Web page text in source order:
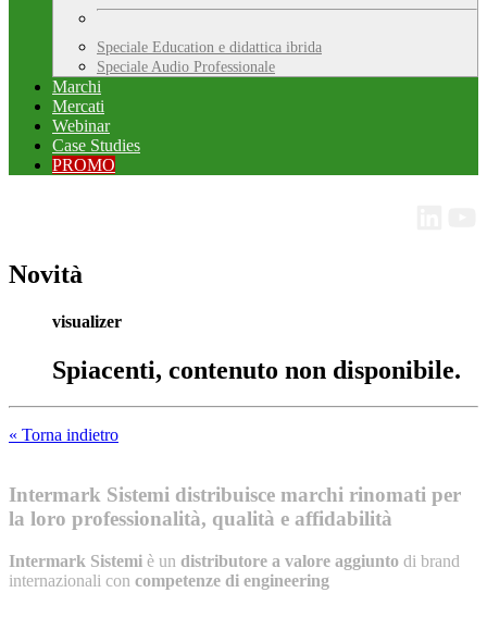
Speciale Education e didattica ibrida
Speciale Audio Professionale
Marchi
Mercati
Webinar
Case Studies
PROMO
Novità
visualizer
Spiacenti, contenuto non disponibile.
« Torna indietro
Intermark Sistemi distribuisce marchi rinomati per
la loro professionalità, qualità e affidabilità
Intermark Sistemi è un distributore a valore aggiunto di brand
internazionali con competenze di engineering